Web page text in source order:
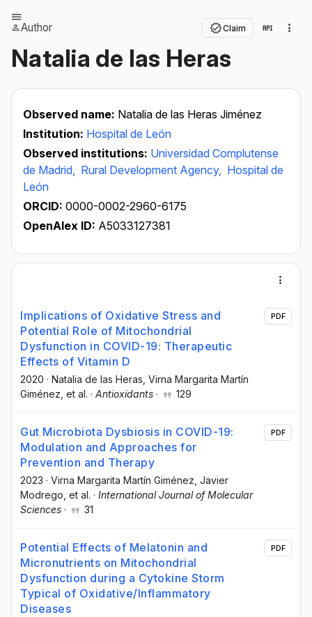
Author Claim
Natalia de las Heras
Observed name: Natalia de las Heras Jiménez
Institution: Hospital de León
Observed institutions: Universidad Complutense
de Madrid, Rural Development Agency, Hospital de
León
ORCID: 0000-0002-2960-6175
OpenAlex ID: A5033127381
Implications of Oxidative Stress and
Potential Role of Mitochondrial
Dysfunction in COVID-19: Therapeutic
Effects of Vitamin D
2020 · Natalia de las Heras , Virna Margarita Martín
Giménez , et al. · Antioxidants · 129
PDF
Gut Microbiota Dysbiosis in COVID-19:
Modulation and Approaches for
Prevention and Therapy
2023 · Virna Margarita Martín Giménez , Javier
Modrego , et al. · International Journal of Molecular
Sciences · 31
PDF
Potential Effects of Melatonin and
Micronutrients on Mitochondrial
Dysfunction during a Cytokine Storm
Typical of Oxidative/Inflammatory
Diseases
PDF